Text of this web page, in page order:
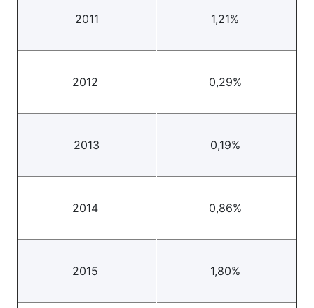
2011 1,21%
2012 0,29%
2013 0,19%
2014 0,86%
2015 1,80%